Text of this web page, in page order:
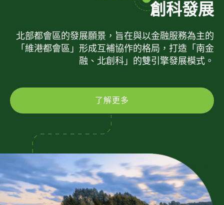
創科發展
北部都會區的發展願景，旨在與以金融服務為主的
「維港都會區」形成互補協作的格局，打造「南金
融、北創科」的雙引擎發展模式。
了解更多